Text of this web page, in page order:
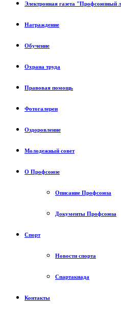
Электронная газета "Профсоюзный
Награждение
Обучение
Охрана труда
Правовая помощь
Фотогалереи
Оздоровление
Молодежный совет
О Профсоюзе
Описание Профсоюза
Документы Профсоюза
Спорт
Новости спорта
Спартакиада
Контакты